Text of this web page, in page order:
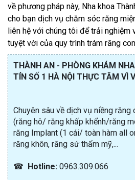
về phương pháp này, Nha khoa
cho bạn dịch vụ chăm sóc răng
liên hệ với chúng tôi để trải nghiệm
tuyệt vời của quy trình trám răng
THÀNH AN - PHÒNG KHÁM
TÍN SỐ 1 HÀ NỘI THỰC TÂM VÌ
Chuyên sâu về dịch vụ niềng răng
(răng hô/ răng khấp khểnh/răng
răng Implant (1 cái/ toàn hàm all
răng khôn, răng sứ thẩm mỹ,...
☎ Hotline: 0963.309.066